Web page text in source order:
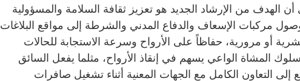
الهدف من الإرشاد الجديد هو تعزيز ثقافة السلامة والمسؤولية
مركبات الإسعاف والدفاع المدني والشرطة إلى مواقع البلاغات
أو مرورية، حفاظاً على الأرواح وسرعة الاستجابة للحالات
المشاة الواعي يسهم في إنقاذ الأرواح، مثلما يفعل السائق
إلى التعاون الكامل مع الجهات المعنية أثناء تشغيل صافرات